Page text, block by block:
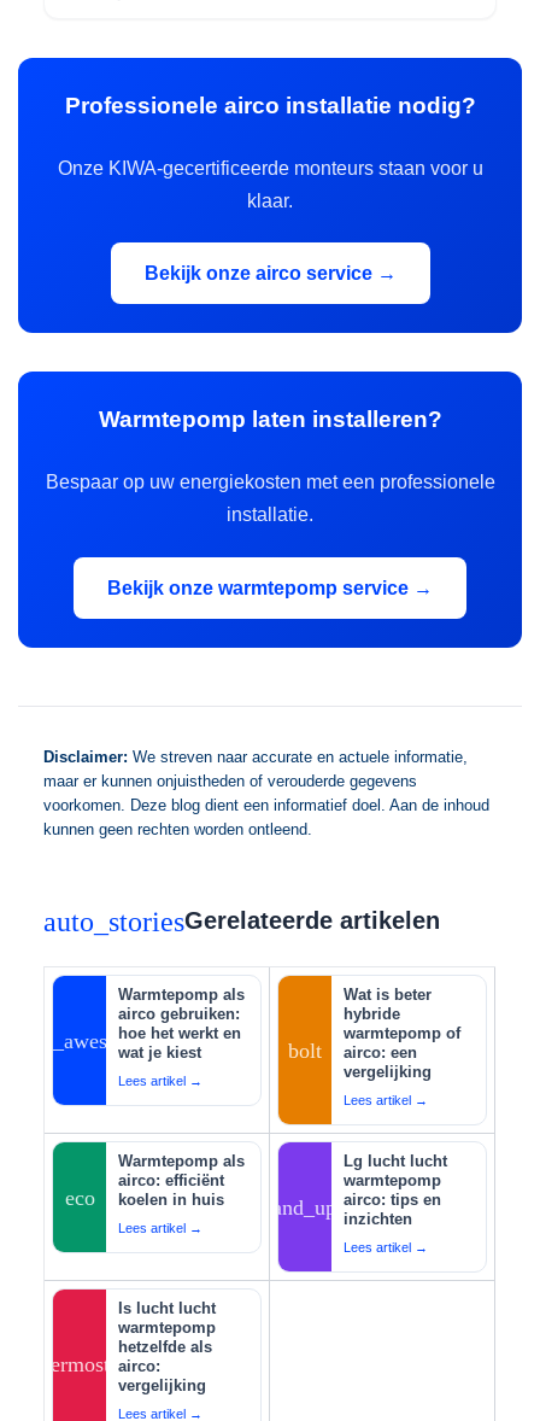
Professionele airco installatie nodig?
Onze KIWA-gecertificeerde monteurs staan voor u
klaar.
Bekijk onze airco service →
Warmtepomp laten installeren?
Bespaar op uw energiekosten met een professionele
installatie.
Bekijk onze warmtepomp service →
Disclaimer: We streven naar accurate en actuele informatie,
maar er kunnen onjuistheden of verouderde gegevens
voorkomen. Deze blog dient een informatief doel. Aan de inhoud
kunnen geen rechten worden ontleend.
auto_storiesGerelateerde artikelen
auto_awesome
Warmtepomp als
airco gebruiken:
hoe het werkt en
wat je kiest
Lees artikel →
bolt
Wat is beter
hybride
warmtepomp of
airco: een
vergelijking
Lees artikel →
eco
Warmtepomp als
airco: efficiënt
koelen in huis
Lees artikel →
tips_and_updates
Lg lucht lucht
warmtepomp
airco: tips en
inzichten
Lees artikel →
thermostat
Is lucht lucht
warmtepomp
hetzelfde als
airco:
vergelijking
Lees artikel →